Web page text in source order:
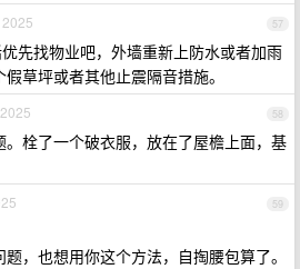
57
先找物业吧，外墙重新上防水或者加雨
草坪或者其他止震隔音措施。
58
栓了一个破衣服，放在了屋檐上面，基
59
，也想用你这个方法，自掏腰包算了。